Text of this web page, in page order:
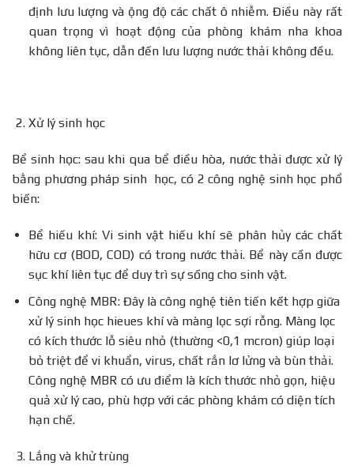
định lưu lượng và ộng độ các chất ô nhiễm. Điều này rất
quan trọng vì hoạt động của phòng khám nha khoa
không liên tục, dẫn đến lưu lượng nước thải không đều.
Xử lý sinh học
Bể sinh học: sau khi qua bể điều hòa, nước thải được xử lý
bằng phương pháp sinh học, có 2 công nghệ sinh học phổ
biến:
Bể hiếu khí: Vi sinh vật hiếu khí sẽ phân hủy các chất
hữu cơ (BOD, COD) có trong nước thải. Bể này cần được
sục khí liên tục để duy trì sự sống cho sinh vật.
Công nghệ MBR: Đây là công nghệ tiên tiến kết hợp giữa
xử lý sinh học hieues khí và màng lọc sợi rỗng. Màng lọc
có kích thước lỗ siêu nhỏ (thường <0,1 mcron) giúp loại
bỏ triệt để vi khuẩn, virus, chất rắn lơ lửng và bùn thải.
Công nghệ MBR có ưu điểm là kích thước nhỏ gọn, hiệu
quả xử lý cao, phù hợp với các phòng khám có diện tích
hạn chế.
Lắng và khử trùng